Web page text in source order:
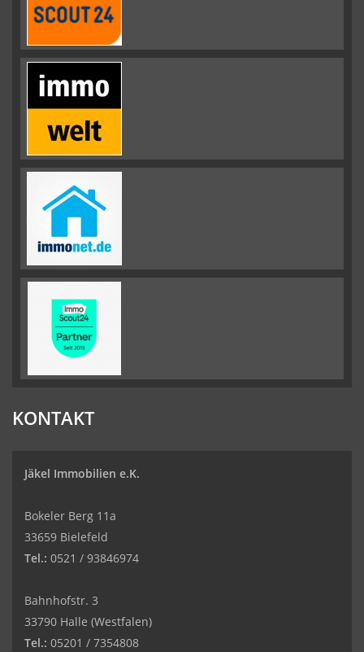
KONTAKT
Jäkel Immobilien e.K.
Bokeler Berg 11a
33659 Bielefeld
Tel.: 0521 / 93846974
Bahnhofstr. 3
33790 Halle (Westfalen)
Tel.: 05201 / 7354808